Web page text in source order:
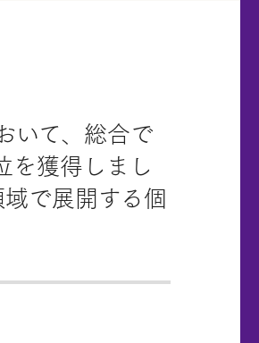
いて、総合で
を獲得しまし
で展開する個